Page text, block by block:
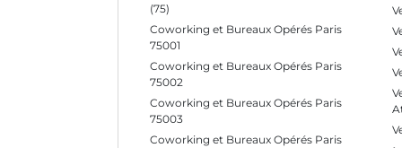
nous analysons leur
à Champs-sur-
(75)
Coworking et Bureaux Opérés Paris
75001
Coworking et Bureaux Opérés Paris
75002
Coworking et Bureaux Opérés Paris
75003
Coworking et Bureaux Opérés Paris